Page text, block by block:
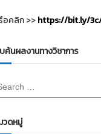
อคลิก >>https://bit.ly/
ค้นผลงานทางวิชาการ
วดหมู่